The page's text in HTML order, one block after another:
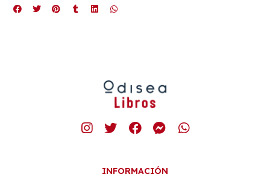
INFORMACIÓN